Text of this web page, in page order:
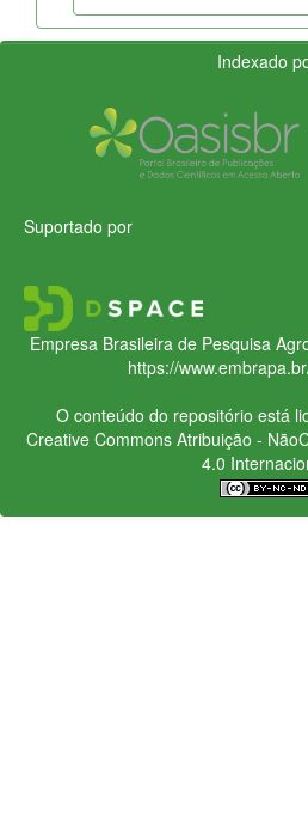
Indexado
Suportado por
Empresa Brasileira de Pesquisa
https://
O conteúdo do repositório está
Creative CommonsAtribuição -
4.0